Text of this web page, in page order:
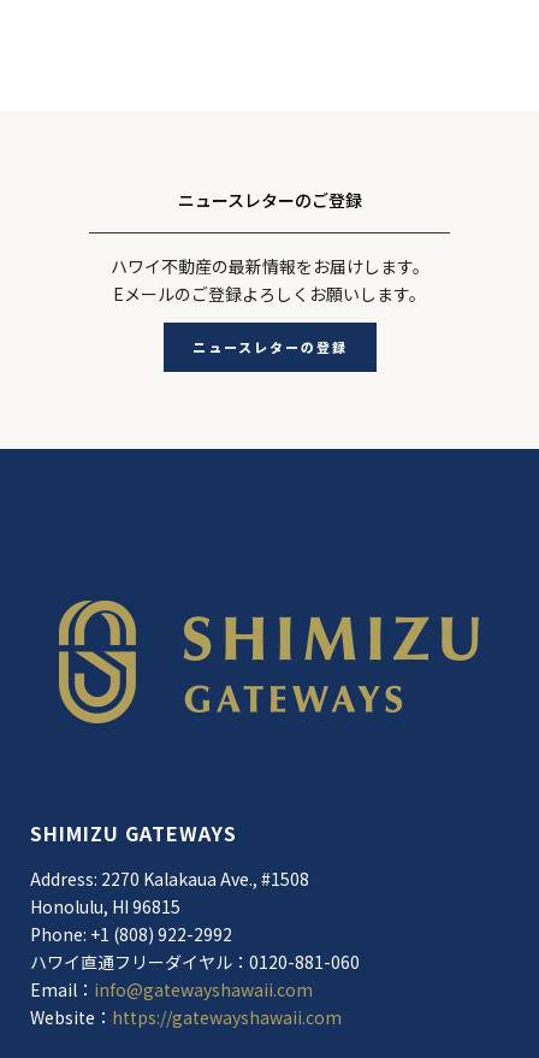
ニュースレターのご登録
ハワイ不動産の最新情報をお届けします。
Eメールのご登録よろしくお願いします。
ニュースレターの登録
SHIMIZU GATEWAYS
Address: 2270 Kalakaua Ave., #1508
Honolulu, HI 96815
Phone: +1 (808) 922-2992
ハワイ直通フリーダイヤル：0120-881-060
Email： info@gatewayshawaii.com
Website： https://gatewayshawaii.com